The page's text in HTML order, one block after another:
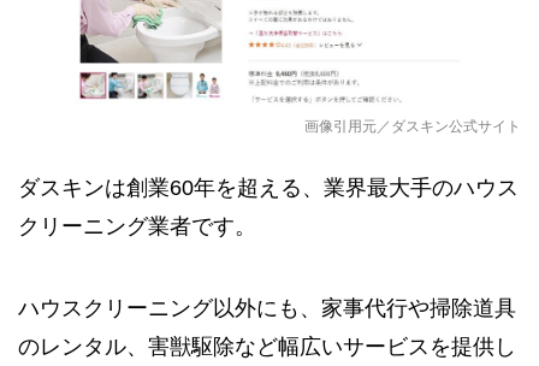
画像引用元／ダスキン公式サイト
ダスキンは創業60年を超える、業界最大手のハウス
クリーニング業者です。
ハウスクリーニング以外にも、家事代行や掃除道具
のレンタル、害獣駆除など幅広いサービスを提供し